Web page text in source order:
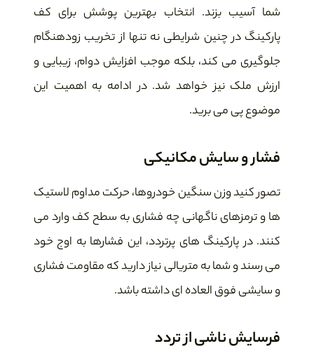
شما آسیب بزند. انتخاب بهترین پوشش برای کف
پارکینگ در چنین شرایطی نه تنها از تخریب زودهنگام
جلوگیری می کند، بلکه موجب افزایش دوام، زیبایی و
ارزش ملک نیز خواهد شد. در ادامه به اهمیت این
موضوع پی می برید.
فشار و سایش مکانیکی
تصور کنید وزن سنگین خودروها، حرکت مداوم لاستیک
ها و ترمزهای ناگهانی چه فشاری به سطح کف وارد می
کنند. در پارکینگ های پرتردد، این فشارها به اوج خود
می رسند و شما به متریالی نیاز دارید که مقاومت فشاری
و سایشی فوق العاده ای داشته باشد.
فرسایش ناشی از تردد